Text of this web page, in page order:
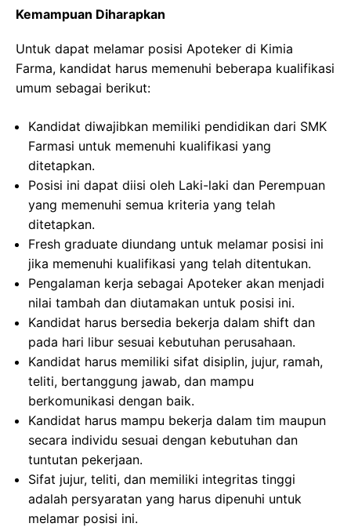
Kemampuan Diharapkan
Untuk dapat melamar posisi Apoteker di Kimia
Farma, kandidat harus memenuhi beberapa kualifikasi
umum sebagai berikut:
Kandidat diwajibkan memiliki pendidikan dari SMK
Farmasi untuk memenuhi kualifikasi yang
ditetapkan.
Posisi ini dapat diisi oleh Laki-laki dan Perempuan
yang memenuhi semua kriteria yang telah
ditetapkan.
Fresh graduate diundang untuk melamar posisi ini
jika memenuhi kualifikasi yang telah ditentukan.
Pengalaman kerja sebagai Apoteker akan menjadi
nilai tambah dan diutamakan untuk posisi ini.
Kandidat harus bersedia bekerja dalam shift dan
pada hari libur sesuai kebutuhan perusahaan.
Kandidat harus memiliki sifat disiplin, jujur, ramah,
teliti, bertanggung jawab, dan mampu
berkomunikasi dengan baik.
Kandidat harus mampu bekerja dalam tim maupun
secara individu sesuai dengan kebutuhan dan
tuntutan pekerjaan.
Sifat jujur, teliti, dan memiliki integritas tinggi
adalah persyaratan yang harus dipenuhi untuk
melamar posisi ini.